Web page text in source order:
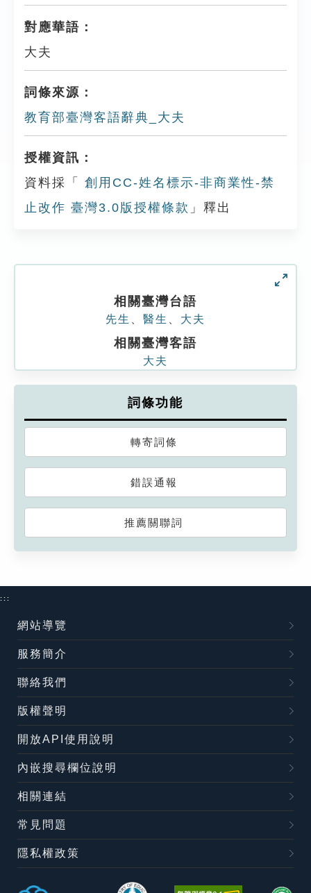
對應華語：
大夫
詞條來源：
教育部臺灣客語辭典_大夫
授權資訊：
資料採「
創用CC-姓名標示-非商業性-禁
止改作 臺灣3.0版授權條款 」釋出
相關臺灣台語
先生 醫生 大夫
相關臺灣客語
大夫
詞條功能
轉寄詞條
錯誤通報
推薦關聯詞
:::
網站導覽
服務簡介
聯絡我們
版權聲明
開放API使用說明
內嵌搜尋欄位說明
相關連結
常見問題
隱私權政策